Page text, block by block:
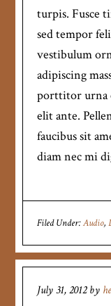
turpis. Fusce
sed tempor
vestibulum
adipiscing
porttitor urna
elit ante.
faucibus sit
diam nec mi
Filed Under:Audio,
July 31, 2012by